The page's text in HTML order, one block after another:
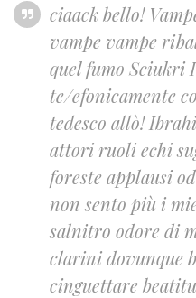
ciaack bello!
vampe vampe
quel fumo Sciukri
te/efonicamente
tedesco allò!
attori ruoli echi
foreste applausi
non sento più i
salnitro odore di
clarini dovunque
cinguettare